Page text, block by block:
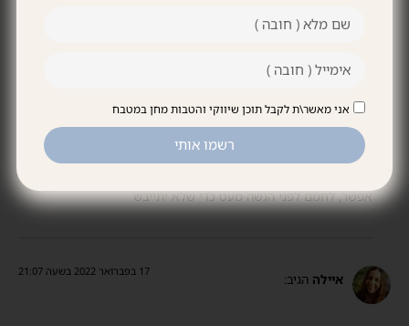
האם אפשר להכין מראש ולחמם אחרי כמה שעות? או שזה מייבש שוב
אפשר, לחמם לפני הגשה מעט כדי שלא יתייבש
איילה הגיב:
17 בפברואר 2022 בשעה 21:07
אני מאשר\ת לקבל תוכן שיווקי והטבות מחן במטבח
רשמו אותי